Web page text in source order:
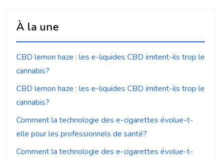
À la une
CBD lemon haze : les e-liquides CBD imitent-ils trop le
cannabis?
CBD lemon haze : les e-liquides CBD imitent-ils trop le
cannabis?
Comment la technologie des e-cigarettes évolue-t-
elle pour les professionnels de santé?
Comment la technologie des e-cigarettes évolue-t-